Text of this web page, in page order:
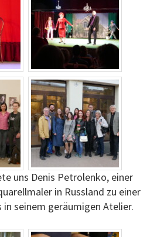
uns Denis Petrolenko, einer
in Russland zu einer
seinem geräumigen Atelier.